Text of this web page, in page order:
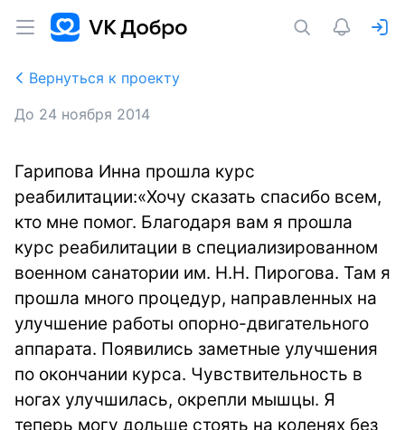
Вернуться к проекту
До 24 ноября 2014
Гарипова Инна прошла курс
реабилитации:«Хочу сказать спасибо всем,
кто мне помог. Благодаря вам я прошла
курс реабилитации в специализированном
военном санатории им. Н.Н. Пирогова. Там я
прошла много процедур, направленных на
улучшение работы опорно-двигательного
аппарата. Появились заметные улучшения
по окончании курса. Чувствительность в
ногах улучшилась, окрепли мышцы. Я
теперь могу дольше стоять на коленях без